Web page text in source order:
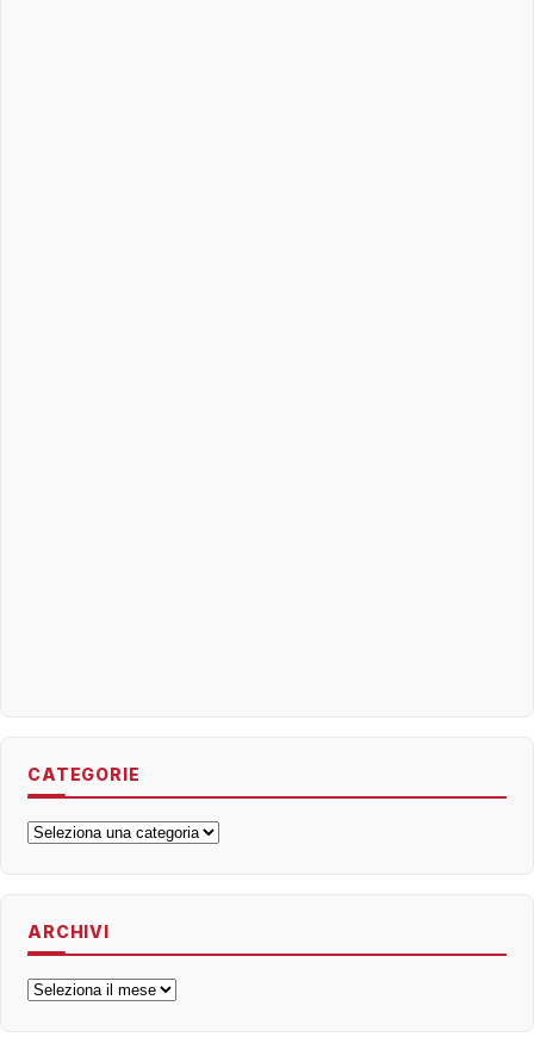
CATEGORIE
Categorie
ARCHIVI
Archivi